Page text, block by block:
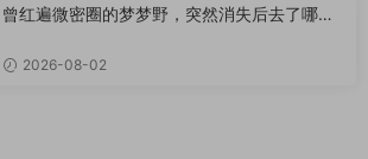
曾红遍微密圈的梦梦野，突然消失后去了哪
2026-08-02